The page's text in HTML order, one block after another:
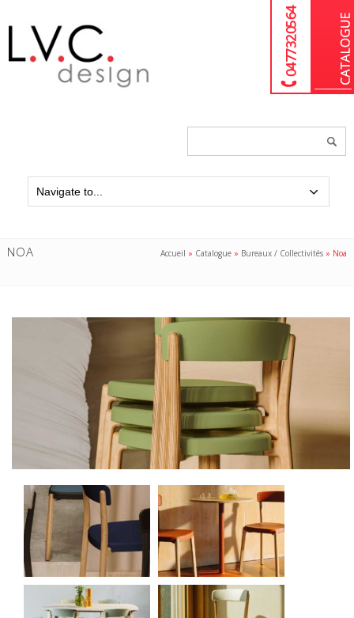
04 77 32 05 64
NOA Accueil » Catalogue » Bureaux / Collectivités » Noa